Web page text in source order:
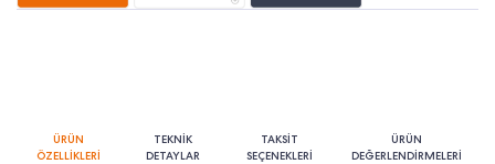
ÜRÜN
ÖZELLİKLERİ
TEKNİK
DETAYLAR
TAKSİT
SEÇENEKLERİ
ÜRÜN
DEĞERLENDİRMELERİ